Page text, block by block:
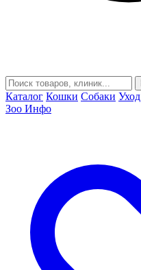
Каталог Кошки Собаки Уход
Зоо Инфо